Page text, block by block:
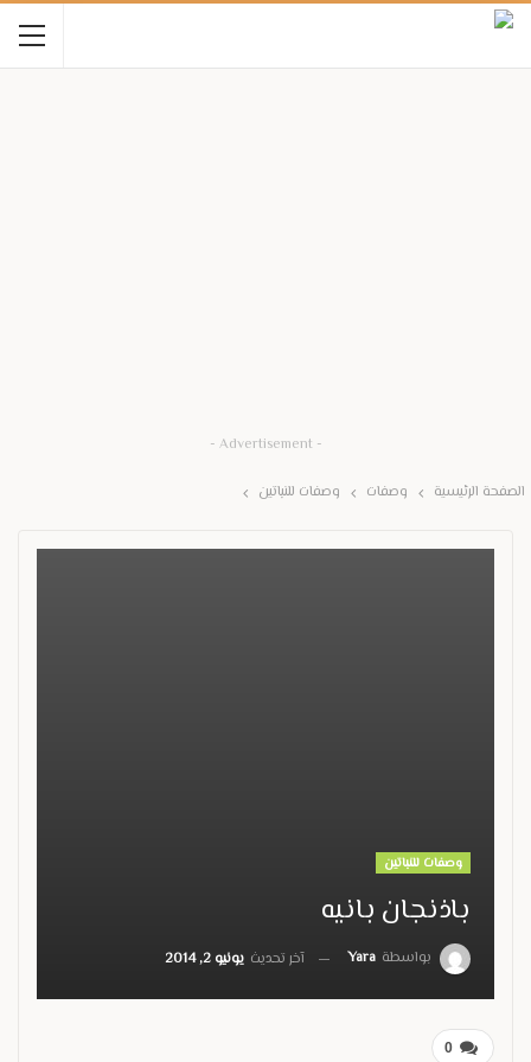
- Advertisement -
الصفحة الرئيسية وصفات وصفات للنباتين
وصفات للنباتين
باذنجان بانيه
بواسطة Yara آخر تحديث يونيو 2, 2014
0